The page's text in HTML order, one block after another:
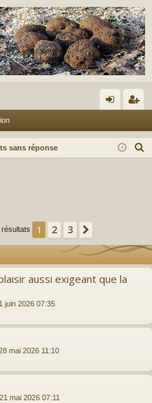
ne cri
sans réponse
e
1 2 3
aussi exigeant que la
juin 2026 07:35
mai 2026 11:10
21 mai 2026 07:11